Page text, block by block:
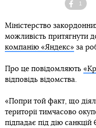
1
Міністерство
можливість притягнути
компанію «Яндекс» за
Про це повідомляють
відповідь відомства.
«Попри той факт, що
території тимчасово
підпадає під дію